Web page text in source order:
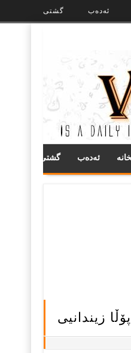
گشتی ئەدەب
گشتی ئەدەب
زیندانیی